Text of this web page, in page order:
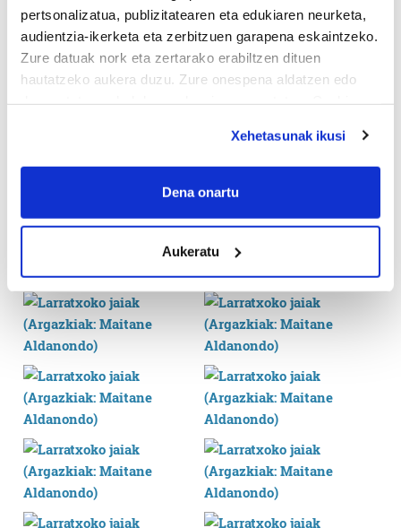
pertsonalizatua, publizitatearen eta edukiaren neurketa,
audientzia-ikerketa eta zerbitzuen garapena eskaintzeko.
Zure datuak nork eta zertarako erabiltzen dituen
hautatzeko aukera duzu. Zure onespena aldatzen edo
If you allow, we would also like to:
Collect information about your geographical
meters
Identify your device by actively scanning it for
specific characteristics (fingerprinting)
Find out more about how your personal data is processed
and set your preferences in thedetails section.
Guk eta gure bazkideek zure datu pertsonalak
prozesatzen ditugu, zure IP zenbakia, besteak beste,
teknologia erabiliz, cookieak adibidez, iragarki eta eduki
pertsonalizatuak eskaintzeko, iragarkiak eta edukia
neurtzeko, jendeari buruzko informazioa biltzeko eta
produktuak garatzeko. Zure datuak nork eta zertarako
erabiltzen dituen hauta dezakezu.
Xehetasunak ikusi
Dena onartu
Aukeratu